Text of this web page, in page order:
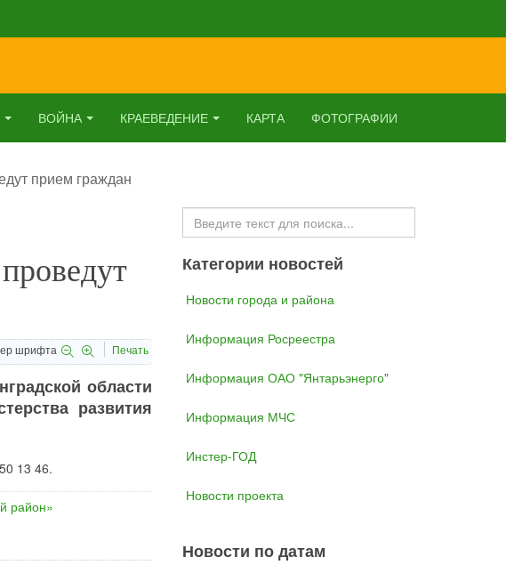
ВОЙНА КРАЕВЕДЕНИЕ КАРТА ФОТОГРАФИИ
прием граждан
шрифта Печать
области
развития
13 46.
район»
Искать...
Категории новостей
Новости города и района
Информация Росреестра
Информация ОАО "Янтарьэнерго"
Информация МЧС
Инстер-ГОД
Новости проекта
Новости по датам